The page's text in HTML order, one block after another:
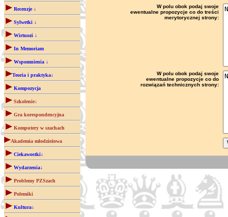
Recenzje ↓
Sylwetki ↓
Wirtuozi ↓
In Memoriam
Wspomnienia ↓
Teoria i praktyka↓
Kompozycja
Szkolenie↓
Gra korespondencyjna
Komputery w szachach
Akademia młodzieżowa
Ciekawostki↓
Wydarzenia↓
Problemy PZSzach
Polemiki
Kultura↓
W polu obok podaj swoje
ewentualne propozycje co do treści
merytorycznej strony:
W polu obok podaj swoje
ewentualne propozycje co do
rozwiązań technicznych strony: